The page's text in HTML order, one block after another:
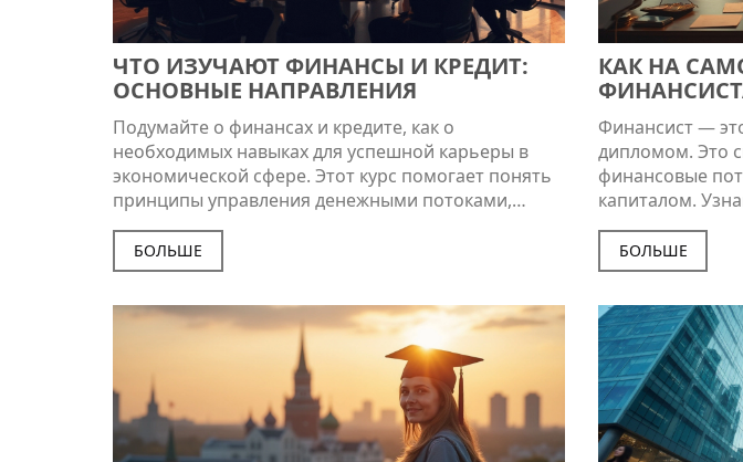
ЧТО ИЗУЧАЮТ ФИНАНСЫ И КРЕДИТ:
ОСНОВНЫЕ НАПРАВЛЕНИЯ
Подумайте о финансах и кредите, как о
необходимых навыках для успешной карьеры в
экономической сфере. Этот курс помогает понять
принципы управления денежными потоками,
инвестиций и анализа рисков. Узнайте, как эти
знания могут помочь в личной и
профессиональной жизни. Получите
практических применениях. Изучайте финансы и
кредиты для более уверенного будущего.
БОЛЬШЕ
КАК НА
Финансист —
дипломом. Это
финансовые
капиталом.
карьере в
правильного
опыта работы и
о том, как
БОЛЬШЕ